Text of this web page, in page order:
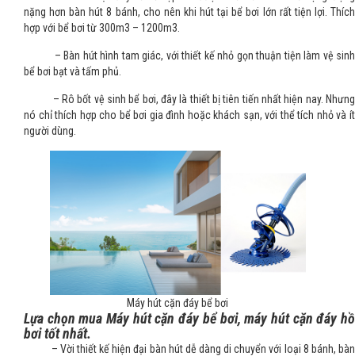
nặng hơn bàn hút 8 bánh, cho nên khi hút tại bể bơi lớn rất tiện lợi. Thích
hợp với bể bơi từ 300m3 – 1200m3.
– Bàn hút hình tam giác, với thiết kế nhỏ gọn thuận tiện làm vệ sinh
bể bơi bạt và tấm phủ.
– Rô bốt vệ sinh bể bơi, đây là thiết bị tiên tiến nhất hiện nay. Nhưng
nó chỉ thích hợp cho bể bơi gia đình hoặc khách sạn, với thể tích nhỏ và ít
người dùng.
Máy hút cặn đáy bể bơi
Lựa chọn mua Máy hút cặn đáy bể bơi, máy hút cặn đáy hồ
bơi tốt nhất.
– Vời thiết kế hiện đại bàn hút dễ dàng di chuyển với loại 8 bánh, bàn